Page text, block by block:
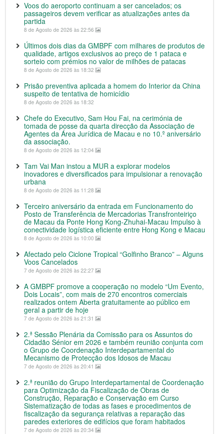
Voos do aeroporto continuam a ser cancelados; os
passageiros devem verificar as atualizações antes da
partida
8 de Agosto de 2026 às 22:56
Últimos dois dias da GMBPF com milhares de produtos de
qualidade, artigos exclusivos ao preço de 1 pataca e
sorteio com prémios no valor de milhões de patacas
8 de Agosto de 2026 às 18:32
Prisão preventiva aplicada a homem do Interior da China
suspeito de tentativa de homicídio
8 de Agosto de 2026 às 18:32
Chefe do Executivo, Sam Hou Fai, na cerimónia de
tomada de posse da quarta direcção da Associação de
Agentes da Área Jurídica de Macau e no 10.º aniversário
da associação.
8 de Agosto de 2026 às 12:04
Tam Vai Man instou a MUR a explorar modelos
inovadores e diversificados para impulsionar a renovação
urbana
8 de Agosto de 2026 às 11:28
Terceiro aniversário da entrada em Funcionamento do
Posto de Transferência de Mercadorias Transfronteiriço
de Macau da Ponte Hong Kong-Zhuhai-Macau Impulso à
conectividade logística eficiente entre Hong Kong e Macau
8 de Agosto de 2026 às 10:00
Afectado pelo Ciclone Tropical “Golfinho Branco” – Alguns
Voos Cancelados
7 de Agosto de 2026 às 22:27
A GMBPF promove a cooperação no modelo “Um Evento,
Dois Locais”, com mais de 270 encontros comerciais
realizados ontem Aberta gratuitamente ao público em
geral a partir de hoje
7 de Agosto de 2026 às 21:31
2.ª Sessão Plenária da Comissão para os Assuntos do
Cidadão Sénior em 2026 e também reunião conjunta com
o Grupo de Coordenação Interdepartamental do
Mecanismo de Protecção dos Idosos de Macau
7 de Agosto de 2026 às 20:41
2.ª reunião do Grupo Interdepartamental de Coordenação
para Optimização da Fiscalização de Obras de
Construção, Reparação e Conservação em Curso
Sistematização de todas as fases e procedimentos de
fiscalização da segurança relativas a reparação das
paredes exteriores de edifícios que foram habitados
7 de Agosto de 2026 às 20:34